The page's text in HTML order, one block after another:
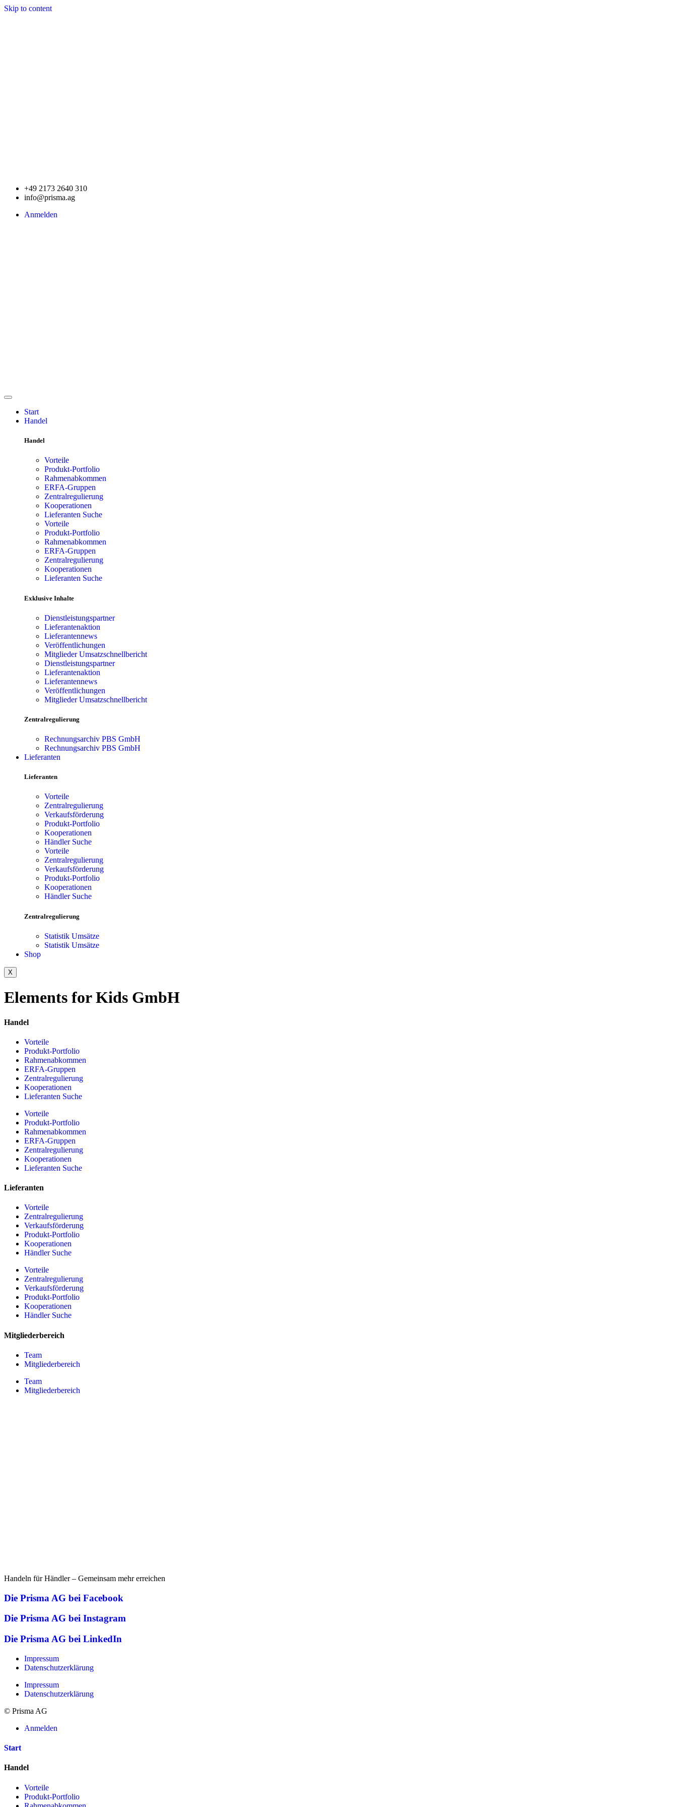
Skip to content
+49 2173 2640 310
info@prisma.ag
Anmelden
Start
Handel
Handel
Vorteile
Produkt-Portfolio
Rahmenabkommen
ERFA-Gruppen
Zentralregulierung
Kooperationen
Lieferanten Suche
Vorteile
Produkt-Portfolio
Rahmenabkommen
ERFA-Gruppen
Zentralregulierung
Kooperationen
Lieferanten Suche
Exklusive Inhalte
Dienstleistungspartner
Lieferantenaktion
Lieferantennews
Veröffentlichungen
Mitglieder Umsatzschnellbericht
Dienstleistungspartner
Lieferantenaktion
Lieferantennews
Veröffentlichungen
Mitglieder Umsatzschnellbericht
Zentralregulierung
Rechnungsarchiv PBS GmbH
Rechnungsarchiv PBS GmbH
Lieferanten
Lieferanten
Vorteile
Zentralregulierung
Verkaufsförderung
Produkt-Portfolio
Kooperationen
Händler Suche
Vorteile
Zentralregulierung
Verkaufsförderung
Produkt-Portfolio
Kooperationen
Händler Suche
Zentralregulierung
Statistik Umsätze
Statistik Umsätze
Shop
X
Elements for Kids GmbH
Handel
Vorteile
Produkt-Portfolio
Rahmenabkommen
ERFA-Gruppen
Zentralregulierung
Kooperationen
Lieferanten Suche
Vorteile
Produkt-Portfolio
Rahmenabkommen
ERFA-Gruppen
Zentralregulierung
Kooperationen
Lieferanten Suche
Lieferanten
Vorteile
Zentralregulierung
Verkaufsförderung
Produkt-Portfolio
Kooperationen
Händler Suche
Vorteile
Zentralregulierung
Verkaufsförderung
Produkt-Portfolio
Kooperationen
Händler Suche
Mitgliederbereich
Team
Mitgliederbereich
Team
Mitgliederbereich
Handeln für Händler – Gemeinsam mehr erreichen
Die Prisma AG bei Facebook
Die Prisma AG bei Instagram
Die Prisma AG bei LinkedIn
Impressum
Datenschutzerklärung
Impressum
Datenschutzerklärung
© Prisma AG
Anmelden
Start
Handel
Vorteile
Produkt-Portfolio